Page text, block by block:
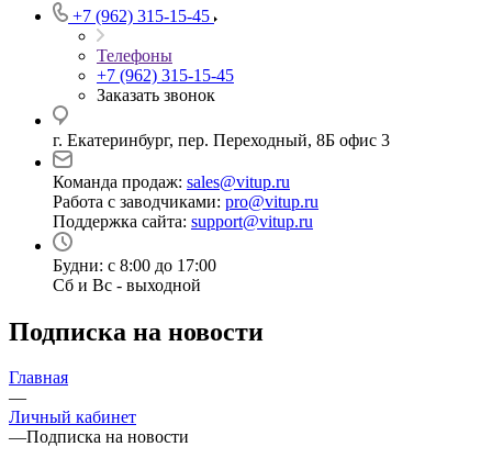
+7 (962) 315-15-45
Телефоны
+7 (962) 315-15-45
Заказать звонок
г. Екатеринбург, пер. Переходный, 8Б офис 3
Команда продаж: sales@vitup.ru
Работа с заводчиками: pro@vitup.ru
Поддержка сайта: support@vitup.ru
Будни: с 8:00 до 17:00
Сб и Вс - выходной
Подписка на новости
Главная
—
Личный кабинет
—Подписка на новости